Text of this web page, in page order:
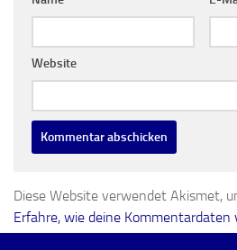
Website
Diese Website verwendet Akismet,
Erfahre, wie deine